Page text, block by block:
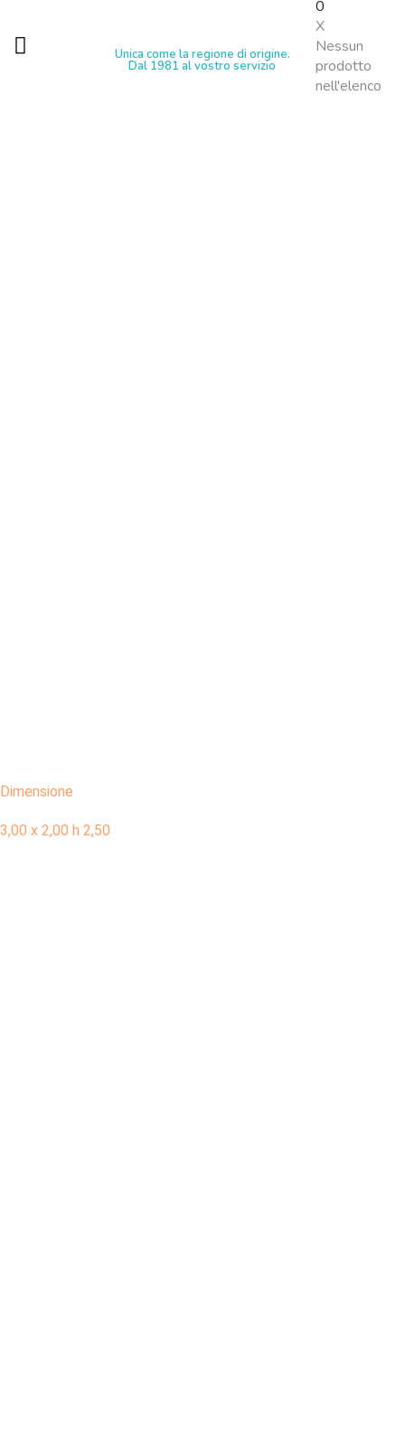
Unica come la regione di origine.
Dal 1981 al vostro servizio
0
X
Nessun
prodotto
nell'elenco
Dimensione
3,00 x 2,00 h 2,50